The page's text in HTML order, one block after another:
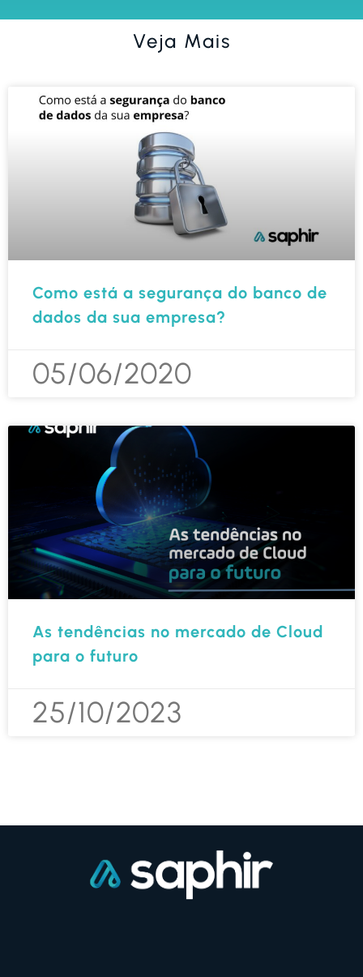
Veja Mais
Como está a segurança do banco de
dados da sua empresa?
05/06/2020
As tendências no mercado de Cloud
para o futuro
25/10/2023